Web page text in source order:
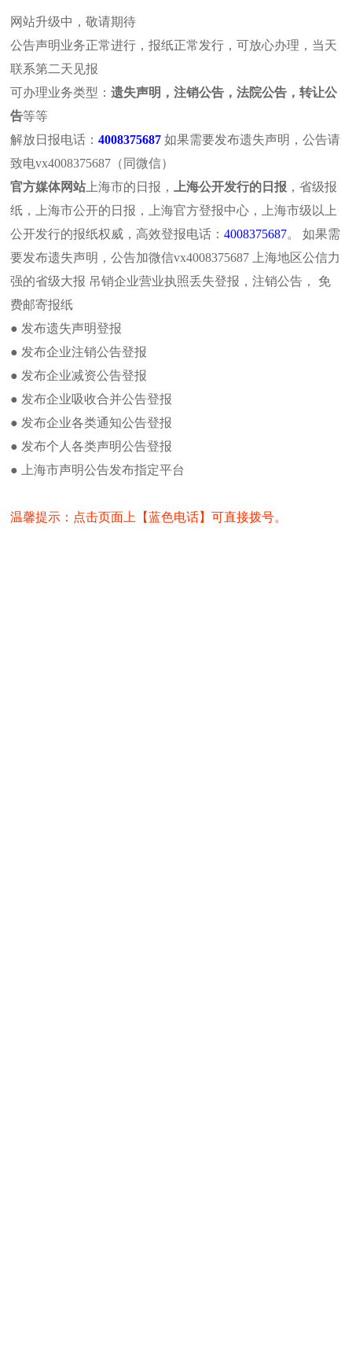
网站升级中，敬请期待
公告声明业务正常进行，报纸正常发行，可放心办理，当天
联系第二天见报
可办理业务类型：遗失声明，注销公告，法院公告，转让公
告等等
解放日报电话：4008375687 如果需要发布遗失声明，公告请
致电vx4008375687（同微信）
官方媒体网站上海市的日报，上海公开发行的日报 ，省级报
纸，上海市公开的日报，上海官方登报中心，上海市级以上
公开发行的报纸权威，高效登报电话：4008375687。 如果需
要发布遗失声明，公告加微信vx4008375687 上海地区公信力
强的省级大报 吊销企业营业执照丢失登报，注销公告， 免
费邮寄报纸
● 发布遗失声明登报
● 发布企业注销公告登报
● 发布企业减资公告登报
● 发布企业吸收合并公告登报
● 发布企业各类通知公告登报
● 发布个人各类声明公告登报
● 上海市声明公告发布指定平台
温馨提示：点击页面上【蓝色电话】可直接拨号。
报社介绍 报纸概况 解放日报
遗失声明
注销
解
子栏目导航
>企业公告
热门点击
解放日报投稿邮箱
解放日报电子版在线阅读
解放日报货物进口证明书遗失登报
解放日报编辑部
解放日报新闻热线
厄瓜多尔原产地证书遗失登报补办流
企业公告
解放日报寻人启事登报广告
企业（单位）分立公告登报